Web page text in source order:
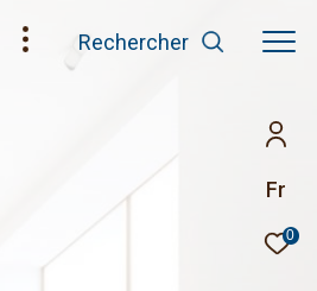
Fr
0
Rechercher